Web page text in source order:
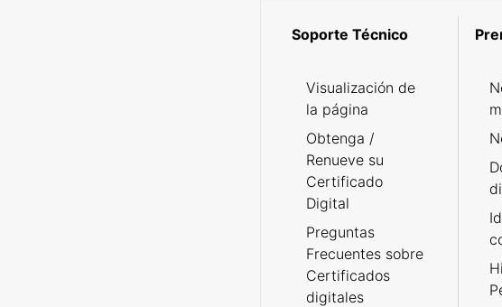
Soporte Técnico
Visualización de
la página
Obtenga /
Renueve su
Certificado
Digital
Preguntas
Frecuentes sobre
Certificados
digitales